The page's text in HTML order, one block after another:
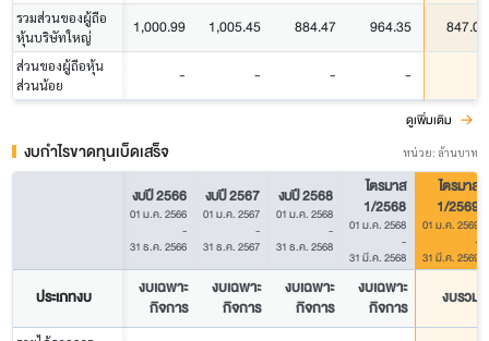
รวมส่วนของผู้ถือ
หุ้นบริษัทใหญ่
1,000.99 1,005.45 884.47 964.35 847.08
ส่วนของผู้ถือหุ้น
ส่วนน้อย
- - - -
ดูเพิ่มเติม
งบกำไรขาดทุนเบ็ดเสร็จ หน่วย: ล้านบาท
งบปี 2566
01 ม.ค. 2566
-
31 ธ.ค. 2566
งบปี 2567
01 ม.ค. 2567
-
31 ธ.ค. 2567
งบปี 2568
01 ม.ค. 2568
-
31 ธ.ค. 2568
ไตรมาส
1/2568
01 ม.ค. 2568
-
31 มี.ค. 2568
ไตรมาส
1/2569
01 ม.ค. 2569
-
31 มี.ค. 2569
ประเภทงบ
งบเฉพาะ
กิจการ
งบเฉพาะ
กิจการ
งบเฉพาะ
กิจการ
งบเฉพาะ
กิจการ
งบรวม